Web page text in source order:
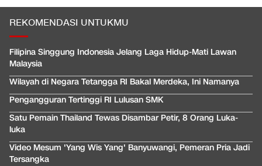
REKOMENDASI UNTUKMU
Filipina Singgung Indonesia Jelang Laga Hidup-Mati Lawan
Malaysia
Wilayah di Negara Tetangga RI Bakal Merdeka, Ini Namanya
Pengangguran Tertinggi RI Lulusan SMK
Satu Pemain Thailand Tewas Disambar Petir, 8 Orang Luka-
luka
Video Mesum 'Yang Wis Yang' Banyuwangi, Pemeran Pria Jadi
Tersangka